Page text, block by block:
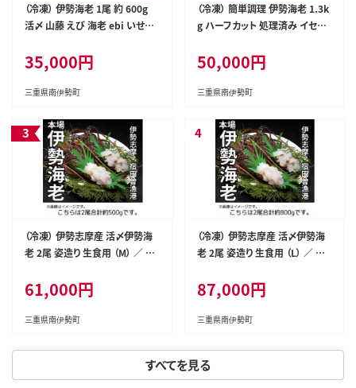
すべてを見る
（冷凍） 伊勢海老 1尾 約 600g
活〆 山藤 えび 海老 ebi いせえ
海産物 海 特産品 うま味 旨味 海
の幸 アウトドア BBQ 刺身 炭火
焼 味噌汁 産地直送 国産 三重
35,000円
三重県南伊勢町
（冷凍） 簡単調理 伊勢海老 1.3k
g ハーフカット 処理済み イセエ
海宝水産 贅沢 高級 簡単調理 バ
ーベキュー BBQ 鉄板焼 海鮮 ギ
フト 国産 三重県 南伊勢町
50,000円
三重県南伊勢町
（冷凍） 伊勢志摩産 活〆伊勢海
老 2尾 姿造り 生食用 （M） ／ 丸
県 南伊勢町 伊勢志摩
61,000円
三重県南伊勢町
（冷凍） 伊勢志摩産 活〆伊勢海
老 2尾 姿造り 生食用 （L） ／ 丸
県 南伊勢町 伊勢志摩
87,000円
三重県南伊勢町